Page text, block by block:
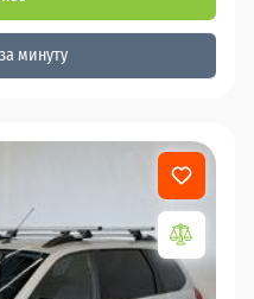
минуту